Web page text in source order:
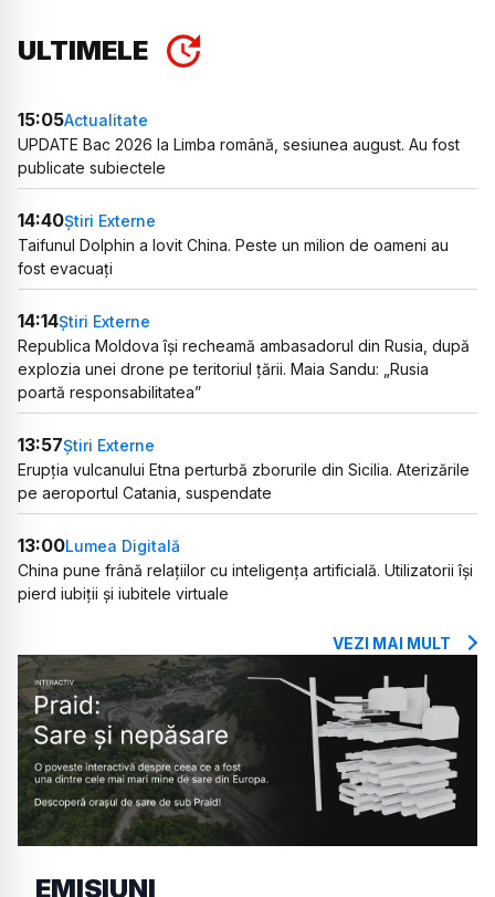
ULTIMELE
15:05Actualitate
UPDATE Bac 2026 la Limba română, sesiunea august. Au fost
publicate subiectele
14:40Știri Externe
Taifunul Dolphin a lovit China. Peste un milion de oameni au
fost evacuați
14:14Știri Externe
Republica Moldova își recheamă ambasadorul din Rusia, după
explozia unei drone pe teritoriul țării. Maia Sandu: „Rusia
poartă responsabilitatea”
13:57Știri Externe
Erupția vulcanului Etna perturbă zborurile din Sicilia. Aterizările
pe aeroportul Catania, suspendate
13:00Lumea Digitală
China pune frână relațiilor cu inteligența artificială. Utilizatorii își
pierd iubiții și iubitele virtuale
VEZI MAI MULT
EMISIUNI